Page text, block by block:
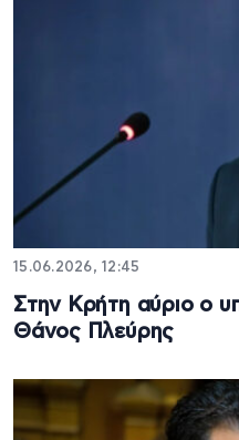
15.06.2026, 12:45
Στην Κρήτη αύριο ο
Θάνος Πλεύρης